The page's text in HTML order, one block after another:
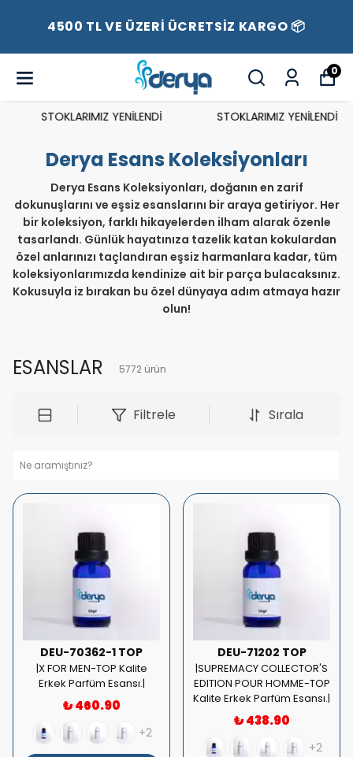
4500 TL VE ÜZERİ ÜCRETSİZ KARGO 📦
0
STOKLARIMIZ YENİLENDİ STOKLARIMIZ YENİLENDİ
Derya Esans Koleksiyonları
Derya Esans Koleksiyonları, doğanın en zarif
dokunuşlarını ve eşsiz esanslarını bir araya getiriyor. Her
bir koleksiyon, farklı hikayelerden ilham alarak özenle
tasarlandı. Günlük hayatınıza tazelik katan kokulardan
özel anlarınızı taçlandıran eşsiz harmanlara kadar, tüm
koleksiyonlarımızda kendinize ait bir parça bulacaksınız.
Kokusuyla iz bırakan bu özel dünyaya adım atmaya hazır
olun!
ESANSLAR 5772 ürün
Filtrele Sırala
DEU-70362-1 TOP
|X FOR MEN-TOP Kalite
Erkek Parfüm Esansı.|
₺ 460.90
+2
DEU-71202 TOP
|SUPREMACY COLLECTOR'S
EDITION POUR HOMME-TOP
Kalite Erkek Parfüm Esansı.|
₺ 438.90
+2